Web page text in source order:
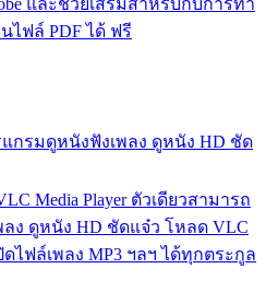
และช่วยเสริมสำหรับกับการทำ
ไฟล์ PDF ได้ ฟรี
แกรมดูหนังฟังเพลง ดูหนัง HD ชัด
Media Player ตัวเดียวสามารถ
ลง ดูหนัง HD ชัดแจ๋ว โหลด VLC
ดไฟล์เพลง MP3 ฯลฯ ได้ทุกตระกูล